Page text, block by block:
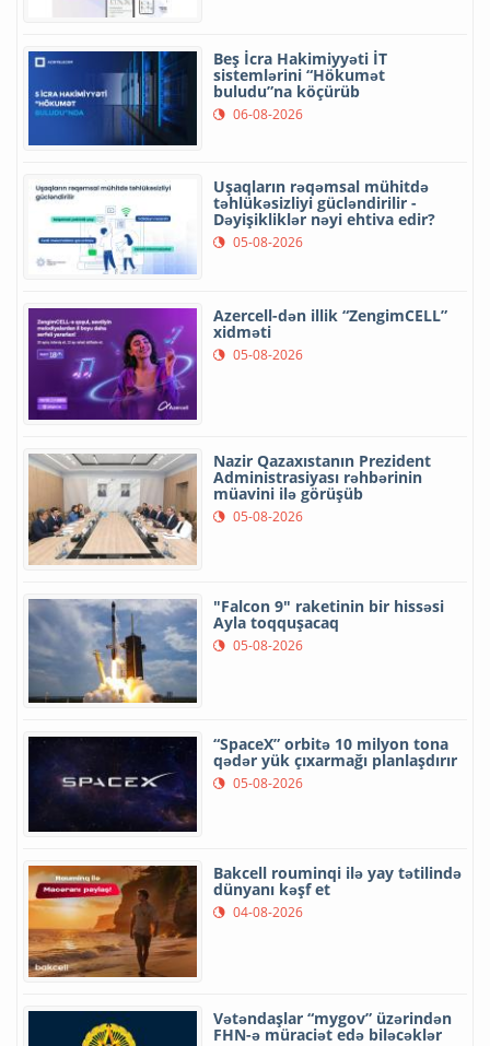
Beş İcra Hakimiyyəti İT
sistemlərini “Hökumət
buludu”na köçürüb
06-08-2026
Uşaqların rəqəmsal mühitdə
təhlükəsizliyi gücləndirilir -
Dəyişikliklər nəyi ehtiva edir?
05-08-2026
Azercell-dən illik “ZengimCELL”
xidməti
05-08-2026
Nazir Qazaxıstanın Prezident
Administrasiyası rəhbərinin
müavini ilə görüşüb
05-08-2026
"Falcon 9" raketinin bir hissəsi
Ayla toqquşacaq
05-08-2026
“SpaceX” orbitə 10 milyon tona
qədər yük çıxarmağı planlaşdırır
05-08-2026
Bakcell rouminqi ilə yay tətilində
dünyanı kəşf et
04-08-2026
Vətəndaşlar “mygov” üzərindən
FHN-ə müraciət edə biləcəklər